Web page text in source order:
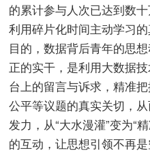
的累计参与人次已达到数
利用碎片化时间主动学习
目的，数据背后青年的思
正的实干，是利用大数据
台上的留言与诉求，精准
公平等议题的真实关切，
发力，从“大水漫灌”变为“
的互动，让思想引领不再